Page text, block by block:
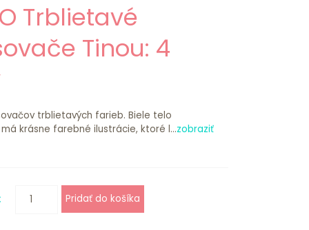
Trblietavé
Tinou: 4
trblietavých farieb. Biele telo
krásne farebné ilustrácie, ktoré l...zobraziť